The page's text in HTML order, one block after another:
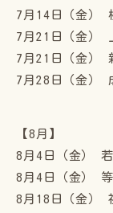
7月14日（金）
7月21日（金）
7月21日（金）
7月28日（金）
【8月】
8月4日（金）
8月4日（金）
8月18日（金）